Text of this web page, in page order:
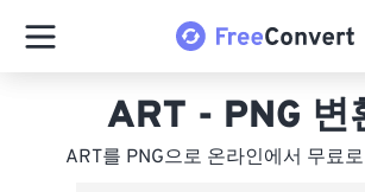
ART - PNG 변
ART를 PNG으로 온라인에서 무료